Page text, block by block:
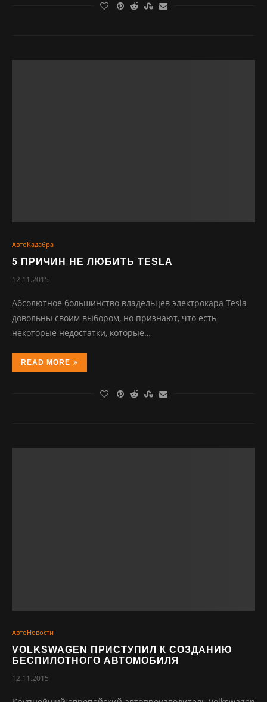
АвтоКадабра
5 ПРИЧИН НЕ ЛЮБИТЬ TESLA
12.11.2015
Абсолютное большинство владельцев электрокара Tesla
довольны своим выбором, но признают, что есть
некоторые недостатки, которые…
READ MORE
АвтоНовости
VOLKSWAGEN ПРИСТУПИЛ К СОЗДАНИЮ
БЕСПИЛОТНОГО АВТОМОБИЛЯ
12.11.2015